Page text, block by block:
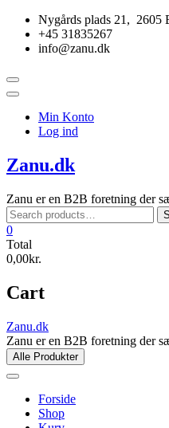
Skip
content
Nygårds plads 21, 2605
+45 31835267
info@zanu.dk
Topbar
Menu
Min Konto
Log ind
Zanu.dk
Zanu er en B2B foretning der
Search
for:
0
Total
0,00kr.
Cart
Zanu.dk
Zanu er en B2B foretning der
Alle Produkter
Forside
Shop